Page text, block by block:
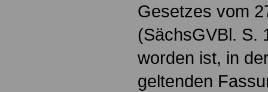
Gesetzes vom
(SächsGVBl. S.
worden ist, in
geltenden